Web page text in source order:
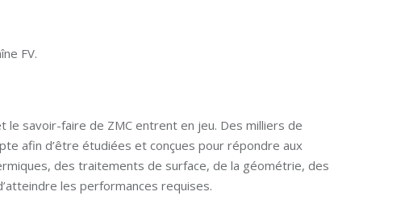
FV.
le savoir-faire de ZMC entrent en jeu. Des milliers de
afin d’être étudiées et conçues pour répondre aux
des traitements de surface, de la géométrie, des
les performances requises.